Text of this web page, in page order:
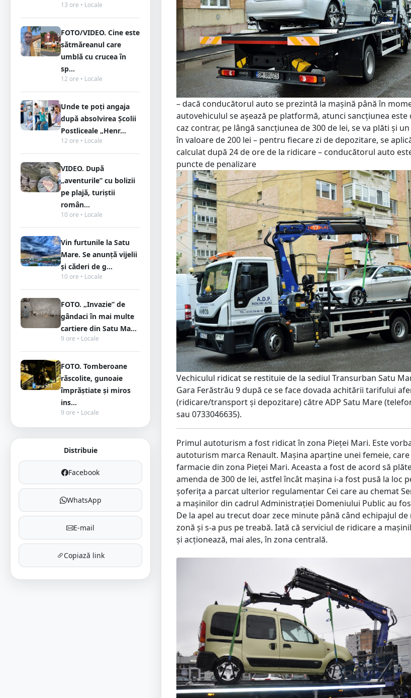
13 ore • Locale
FOTO/VIDEO. Cine este
sătmăreanul care
umblă cu crucea în
sp...
12 ore • Locale
Unde te poți angaja
după absolvirea Școlii
Postliceale „Henr...
12 ore • Locale
VIDEO. După
„aventurile” cu bolizii
pe plajă, turiștii
român...
10 ore • Locale
Vin furtunile la Satu
Mare. Se anunță vijelii
și căderi de g...
10 ore • Locale
FOTO. „Invazie” de
gândaci în mai multe
cartiere din Satu Ma...
9 ore • Locale
FOTO. Tomberoane
răscolite, gunoaie
împrăștiate și miros
ins...
9 ore • Locale
Distribuie
Facebook
WhatsApp
E-mail
Copiază link
– dacă conducătorul auto se prezintă la mașină până în
autovehiculul se așează pe platformă, atunci sancțiunea este
caz contrar, pe lângă sancțiunea de 300 de lei, se va plăti și
în valoare de 200 lei – pentru fiecare zi de depozitare, se
calculat după 24 de ore de la ridicare – conducătorul auto
puncte de penalizare
Vechiculul ridicat se restituie de la sediul Transurban Satu
Gara Ferăstrău 9 după ce se face dovada achitării tarifului
(ridicare/transport și depozitare) către ADP Satu Mare
sau 0733046635).
Primul autoturism a fost ridicat în zona Pieței Mari. Este
autoturism marca Renault. Mașina aparține unei femeie, care
farmacie din zona Pieței Mari. Aceasta a fost de acord să
amenda de 300 de lei, astfel încât mașina i-a fost pusă la loc
șoferița a parcat ulterior regulamentar Cei care au chemat
a mașinilor din cadrul Administrației Domeniului Public au
De la apel au trecut doar zece minute până când echipajul de
zonă și s-a pus pe treabă. Iată că serviciul de ridicare a
și acționează, mai ales, în zona centrală.